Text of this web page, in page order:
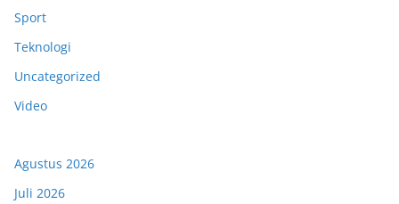
Sport
Teknologi
Uncategorized
Video
Agustus 2026
Juli 2026